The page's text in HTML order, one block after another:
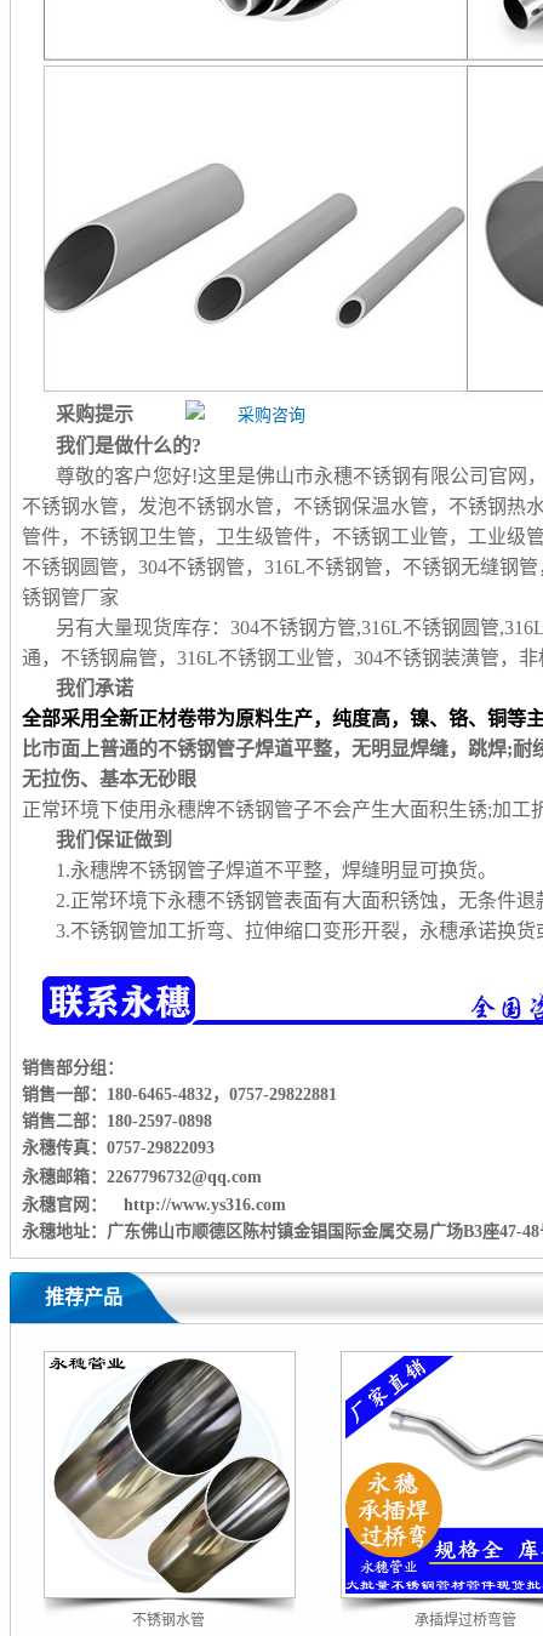
采购提示
我们是做什么的?
尊敬的客户您好!这里是佛山市永穗不锈钢有限公司官网
不锈钢水管，发泡不锈钢水管，不锈钢保温水管，不锈钢热
管件，不锈钢卫生管，卫生级管件，不锈钢工业管，工业级
不锈钢圆管，304不锈钢管，316L不锈钢管，不锈钢无缝钢
锈钢管厂家
另有大量现货库存：304不锈钢方管,316L不锈钢圆管
通，不锈钢扁管，316L不锈钢工业管，304不锈钢装潢管，
我们承诺
全部采用全新正材卷带为原料生产，纯度高，镍、铬、铜等
比市面上普通的不锈钢管子焊道平整，无明显焊缝，跳焊;耐
无拉伤、基本无砂眼
正常环境下使用永穗牌不锈钢管子不会产生大面积生锈;加
我们保证做到
1.永穗牌不锈钢管子焊道不平整，焊缝明显可换货。
2.正常环境下永穗不锈钢管表面有大面积锈蚀，无条件退
3.不锈钢管加工折弯、拉伸缩口变形开裂，永穗承诺换
销售部分组：
销售一部：180-6465-4832，0757-29822881
销售二部：180-2597-0898
永穗传真：0757-29822093
永穗邮箱：2267796732@qq.com
永穗官网： http://www.ys316.com
永穗地址：广东佛山市顺德区陈村镇金锠国际金属交易广场B3座47-48
推荐产品
不锈钢水管 承插焊过桥弯管